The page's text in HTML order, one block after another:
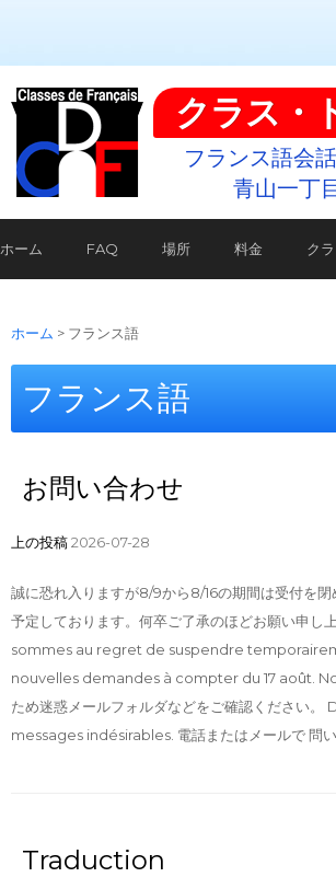
クラス・
フランス語会
青山一丁
ホーム FAQ 場所 料金 ク
ホーム > フランス語
フランス語
お問い合わせ
上の投稿2026-07-28
誠に恐れ入りますが8/9から8/16の期間は受付を
予定しております。何卒ご了承のほどお願い
sommes au regret de suspendre
nouvelles demandes à compter du 17 août.
ため迷惑メールフォルダなどをご確認くださ
messages indésirables. 電話またはメールで 問
Traduction